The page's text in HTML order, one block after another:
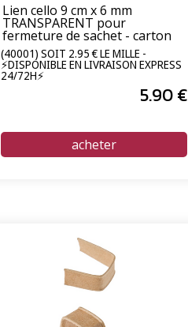
Lien cello 9 cm x 6 mm
TRANSPARENT pour
fermeture de sachet - carton
de 2000 unités
(40001) SOIT 2.95 € LE MILLE -
⚡DISPONIBLE EN LIVRAISON EXPRESS
24/72H⚡
5.90€